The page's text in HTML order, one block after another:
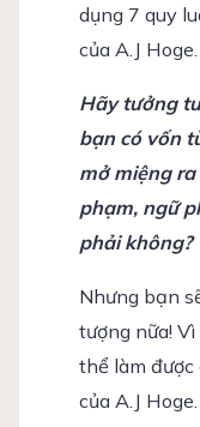
dụng 7 quy
của A.J Hoge.
Hãy tưởng
bạn có vốn
mở miệng
phạm, ngữ
phải không?
Nhưng bạn
tượng nữa!
thể làm
của A.J Hoge.